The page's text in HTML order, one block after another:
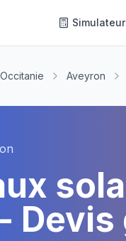
Occitanie Aveyron
-